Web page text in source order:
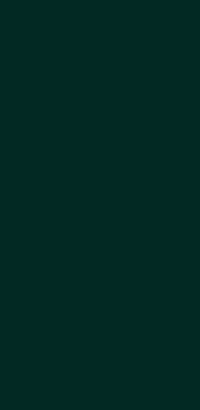
que ce soit une
autre orthographe,
largement
aux prénoms